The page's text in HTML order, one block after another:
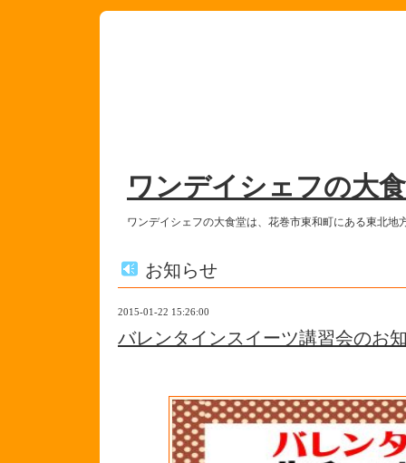
ワンデイシェフの大
ワンデイシェフの大食堂は、花巻市東和町にある東北
お知らせ
2015-01-22 15:26:00
バレンタインスイーツ講習会のお